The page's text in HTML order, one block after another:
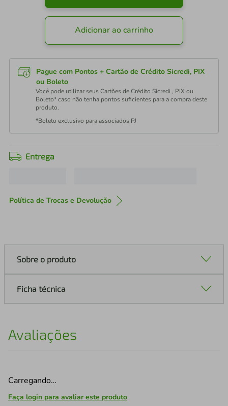
Adicionar ao carrinho
Pague com Pontos + Cartão de Crédito Sicredi, PIX
ou Boleto
Você pode utilizar seus Cartões de Crédito Sicredi , PIX ou
Boleto* caso não tenha pontos suficientes para a compra deste
produto.
*Boleto exclusivo para associados PJ
Entrega
Política de Trocas e Devolução
Sobre o produto
Ficha técnica
Avaliações
Carregando…
Faça login para avaliar este produto